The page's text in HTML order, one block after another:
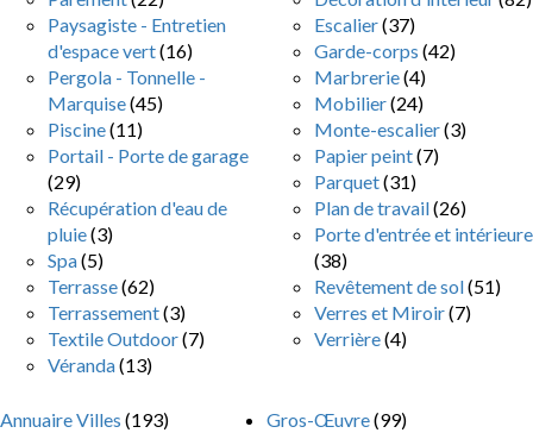
Paysagiste - Entretien
d'espace vert(16)
Pergola - Tonnelle -
Marquise(45)
Piscine(11)
Portail - Porte de garage
(29)
Récupération d'eau de
pluie(3)
Spa(5)
Terrasse(62)
Terrassement(3)
Textile Outdoor(7)
Véranda(13)
Escalier(37)
Garde-corps (42)
Marbrerie(4)
Mobilier(24)
Monte-escalier(3)
Papier peint(7)
Parquet(31)
Plan de travail(26)
Porte d'entrée et intérieure
(38)
Revêtement de sol(51)
Verres et Miroir(7)
Verrière(4)
Annuaire Villes (193)
Gros-Œuvre(99)